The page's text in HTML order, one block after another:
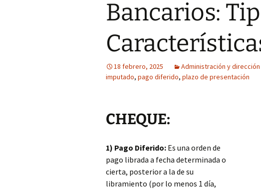
Bancarios:
18 febrero, 2025 Administración y dirección
imputado, pago diferido, plazo de presentación
CHEQUE:
1) Pago Diferido: Es una orden de
pago librada a fecha determinada o
cierta, posterior a la de su
libramiento (por lo menos 1 día,